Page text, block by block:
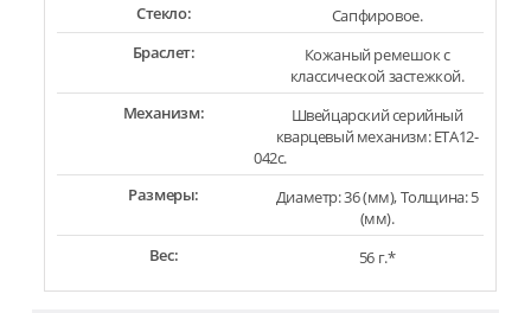
Стекло:
Сапфировое.
Браслет:
Кожаный ремешок с
классической застежкой.
Механизм:
Швейцарский серийный
кварцевый механизм: ETA12-
042c.
Размеры:
Диаметр: 36 (мм), Толщина: 5
(мм).
Вес:
56 г.*